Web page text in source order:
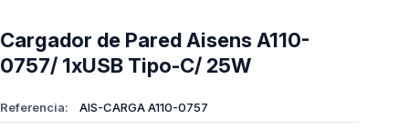
Cargador de Pared Aisens A110-
0757/ 1xUSB Tipo-C/ 25W
Referencia: AIS-CARGA A110-0757